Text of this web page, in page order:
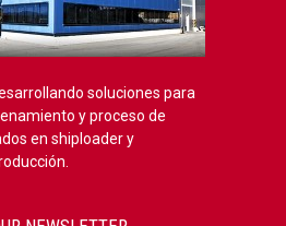
soluciones para
y proceso de
en shiploader y